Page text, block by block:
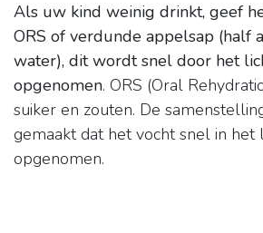
Als uw kind weinig drinkt, geef
ORS of verdunde appelsap (half
water), dit wordt snel door het
opgenomen. ORS (Oral
suiker en zouten. De
gemaakt dat het vocht snel in het
opgenomen.